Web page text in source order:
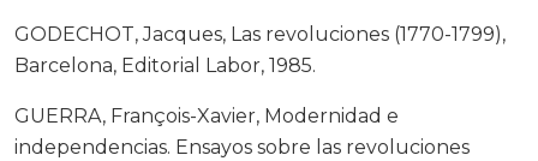
GODECHOT, Jacques, Las revoluciones (1770-1799),
Barcelona, Editorial Labor, 1985.
GUERRA, François-Xavier, Modernidad e
independencias. Ensayos sobre las revoluciones